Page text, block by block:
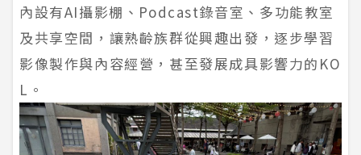
內設有AI攝影棚、Podcast錄音室、多功能教室
及共享空間，讓熟齡族群從興趣出發，逐步學習
影像製作與內容經營，甚至發展成具影響力的KO
L。